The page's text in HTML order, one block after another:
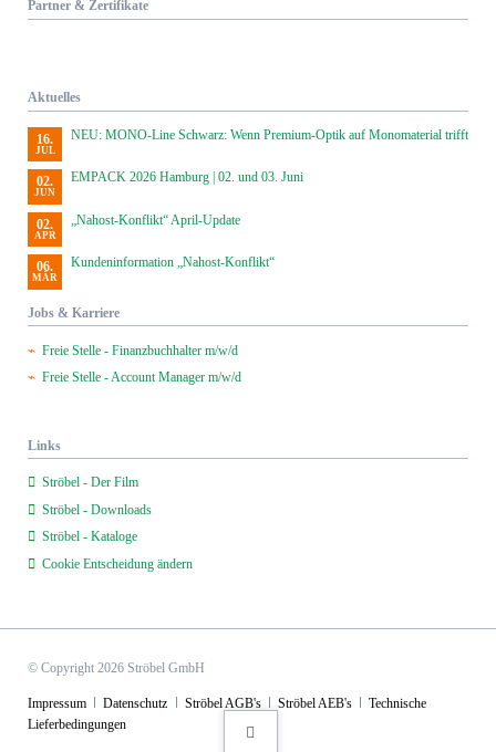
Partner & Zertifikate
Aktuelles
16.
JUL
NEU: MONO-Line Schwarz: Wenn Premium-Optik auf Monomaterial trifft
02.
JUN
EMPACK 2026 Hamburg | 02. und 03. Juni
02.
APR
„Nahost-Konflikt“ April-Update
06.
MÄR
Kundeninformation „Nahost-Konflikt“
Jobs & Karriere
Freie Stelle - Finanzbuchhalter m/w/d
Freie Stelle - Account Manager m/w/d
Links
Ströbel - Der Film
Ströbel - Downloads
Ströbel - Kataloge
Cookie Entscheidung ändern
© Copyright 2026 Ströbel GmbH
Navigation
überspringen
Impressum Datenschutz Ströbel AGB's Ströbel AEB's
Technische
Lieferbedingungen